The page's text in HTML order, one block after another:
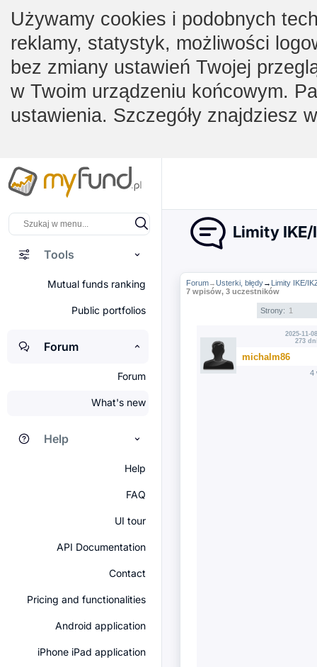
Używamy cookies i podobnych
reklamy, statystyk, możliwości
bez zmiany ustawień Twojej
w Twoim urządzeniu końcowym.
ustawienia. Szczegóły znajdziesz
Tools
Mutual funds ranking
Public portfolios
Forum
Forum
What's new
Help
Help
FAQ
UI tour
API Documentation
Contact
Pricing and functionalities
Android application
iPhone iPad application
Limity IKE/
Forum→Usterki, błędy→ Limity IKE/
7 wpisów, 3 uczestników
Strony: 1
2025-11-
273
michalm86
4